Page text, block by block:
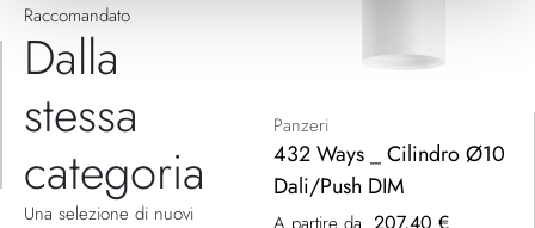
Raccomandato
Dalla
stessa
categoria
Una selezione di nuovi
Panzeri
432 Ways _ Cilindro Ø10
Dali/Push DIM